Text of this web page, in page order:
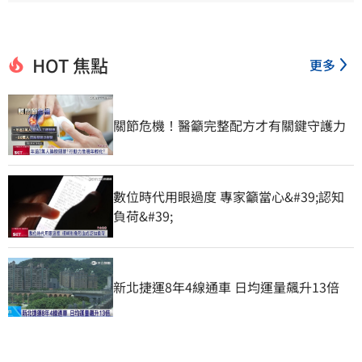
HOT 焦點 更多
關節危機！醫籲完整配方才有關鍵守護力
數位時代用眼過度 專家籲當心&#39;認知
負荷&#39;
新北捷運8年4線通車 日均運量飆升13倍